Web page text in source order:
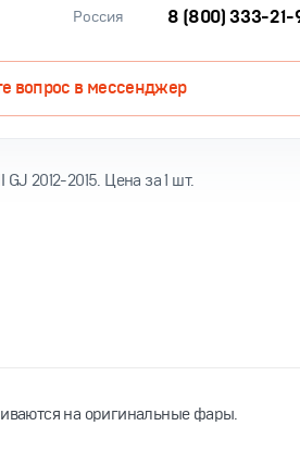
Россия 8 (800) 333-21-
вопрос в мессенджер
2012-2015. Цена за 1 шт.
на оригинальные фары.